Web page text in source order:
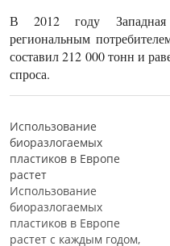
В 2012 году
региональным
составил 212 000 тонн и
спроса.
Использование
биоразлогаемых
пластиков в Европе
растет
Использование
биоразлогаемых
пластиков в Европе
растет с каждым годом,